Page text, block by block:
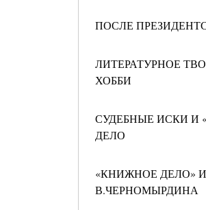
ПОСЛЕ
ЛИТЕРАТУРНОЕ
ХОББИ
СУДЕБНЫЕ ИСКИ И
ДЕЛО
«КНИЖНОЕ ДЕЛО»
В.ЧЕРНОМЫРДИНА